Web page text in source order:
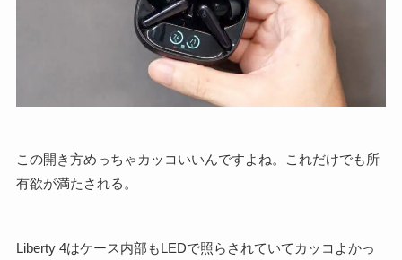
この開き方めっちゃカッコいいんですよね。これだけでも所
有欲が満たされる。
Liberty 4はケース内部もLEDで照らされていてカッコよかっ